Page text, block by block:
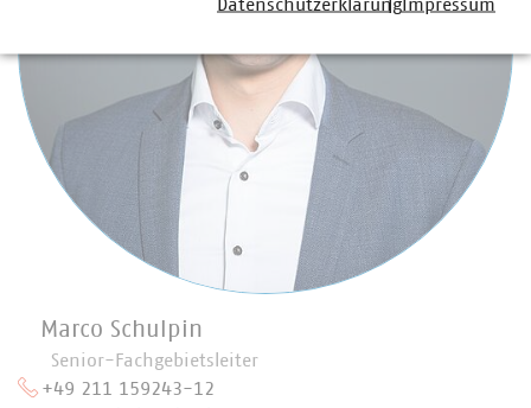
Marco Schulpin
Senior-Fachgebietsleiter
+49 211 159243-12